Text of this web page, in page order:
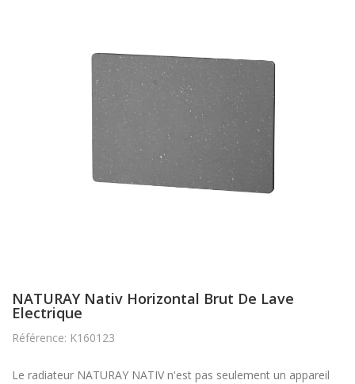
NATURAY Nativ Horizontal Brut De Lave
Electrique
Référence: K160123
Le radiateur NATURAY NATIV n'est pas seulement un appareil